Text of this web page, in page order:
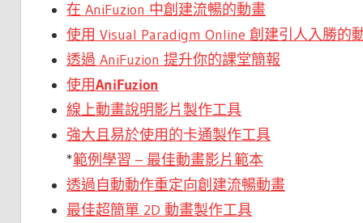
在 AniFuzion 中創建流暢的動畫
使用 Visual Paradigm Online 創建引人入勝的
透過 AniFuzion 提升你的課堂簡報
使用AniFuzion
線上動畫說明影片製作工具
強大且易於使用的卡通製作工具
*範例學習 – 最佳動畫影片範本
透過自動動作重定向創建流暢動畫
最佳超簡單 2D 動畫製作工具